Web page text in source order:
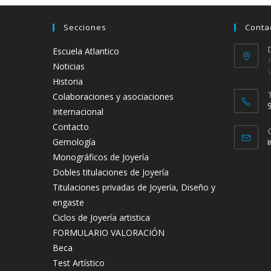
Secciones
Escuela Atlantico
Noticias
Historia
Colaboraciones y asociaciones
Internacional
Contacto
Gemología
Monográficos de Joyería
Dobles titulaciones de Joyería
Titulaciones privadas de Joyería, Diseño y
engaste
Ciclos de Joyería artistica
FORMULARIO VALORACIÓN
Beca
Test Artístico